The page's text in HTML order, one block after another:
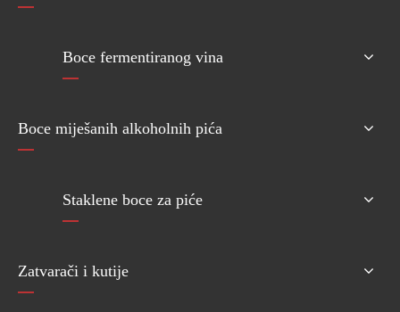
Boce fermentiranog vina
Boce miješanih alkoholnih pića
Staklene boce za piće
Zatvarači i kutije